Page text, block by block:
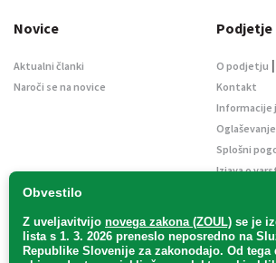
Obvestilo
Z uveljavitvijo novega zakona (ZOUL) se je
lista s 1. 3. 2026 preneslo neposredno na
Republike Slovenije za zakonodajo. Od tega
Novice
Aktualni članki
Naroči se na novice
Podjetje
O podjetju |
Kontakt
Informacije
Oglaševanje
Splošni
Izjava o